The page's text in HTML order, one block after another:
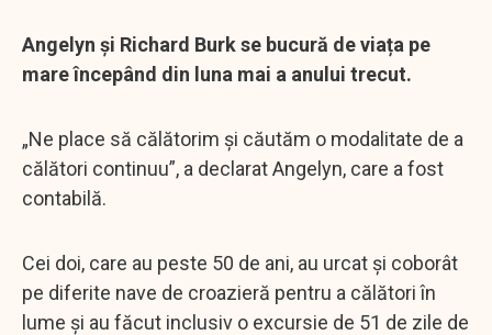
Angelyn și Richard Burk se bucură de viața pe
mare începând din luna mai a anului trecut.
„Ne place să călătorim și căutăm o modalitate de a
călători continuu”, a declarat Angelyn, care a fost
contabilă.
Cei doi, care au peste 50 de ani, au urcat și coborât
pe diferite nave de croazieră pentru a călători în
lume și au făcut inclusiv o excursie de 51 de zile de